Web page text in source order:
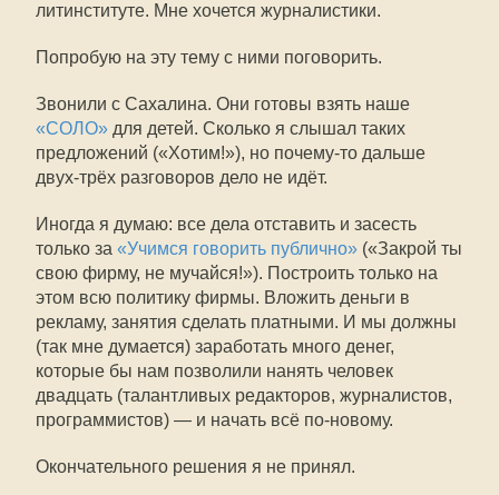
литинституте. Мне хочется журналистики.
Попробую на эту тему с ними поговорить.
Звонили с Сахалина. Они готовы взять наше
«СОЛО» для детей. Сколько я слышал таких
предложений («Хотим!»), но почему-то дальше
двух-трёх разговоров дело не идёт.
Иногда я думаю: все дела отставить и засесть
только за «Учимся говорить публично» («Закрой ты
свою фирму, не мучайся!»). Построить только на
этом всю политику фирмы. Вложить деньги в
рекламу, занятия сделать платными. И мы должны
(так мне думается) заработать много денег,
которые бы нам позволили нанять человек
двадцать (талантливых редакторов, журналистов,
программистов) — и начать всё по-новому.
Окончательного решения я не принял.